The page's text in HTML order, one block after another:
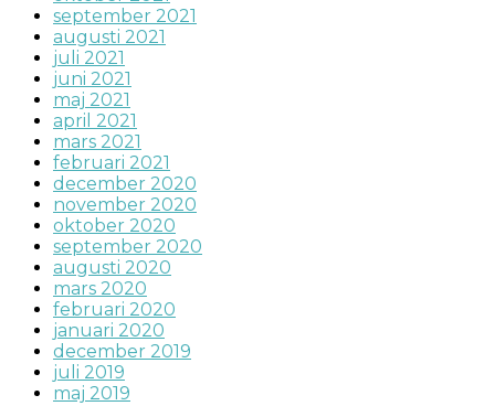
september 2021
augusti 2021
juli 2021
juni 2021
maj 2021
april 2021
mars 2021
februari 2021
december 2020
november 2020
oktober 2020
september 2020
augusti 2020
mars 2020
februari 2020
januari 2020
december 2019
juli 2019
maj 2019